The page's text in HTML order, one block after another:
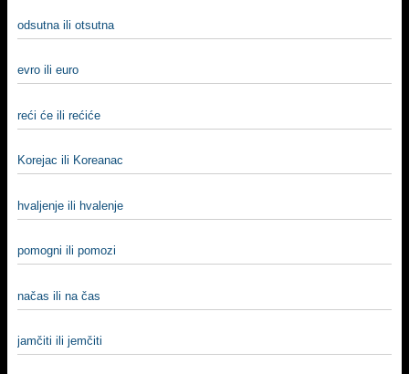
odsutna ili otsutna
evro ili euro
reći će ili rećiće
Korejac ili Koreanac
hvalјenje ili hvalenje
pomogni ili pomozi
načas ili na čas
jamčiti ili jemčiti